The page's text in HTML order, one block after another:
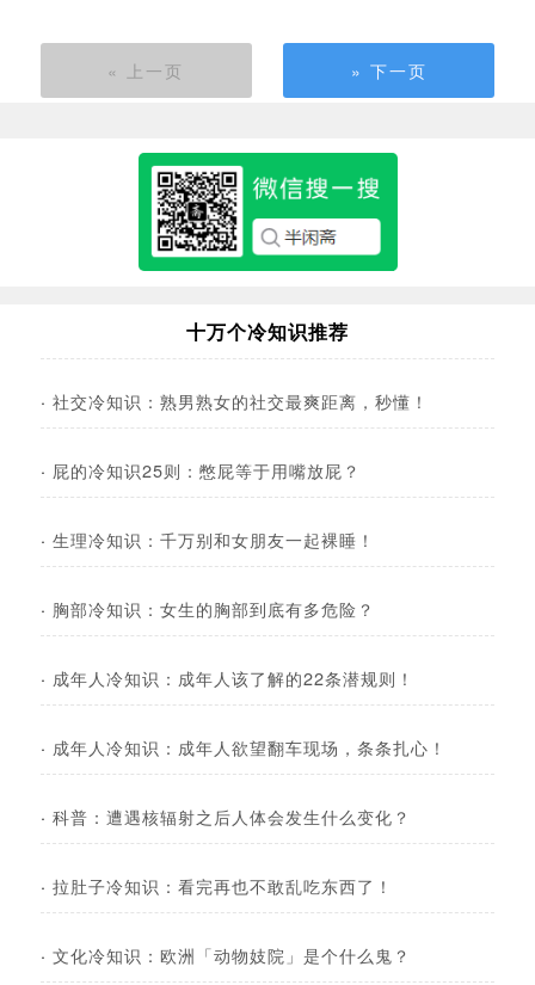
« 上一页 » 下一页
十万个冷知识推荐
· 社交冷知识：熟男熟女的社交最爽距离，秒懂！
· 屁的冷知识25则：憋屁等于用嘴放屁？
· 生理冷知识：千万别和女朋友一起裸睡！
· 胸部冷知识：女生的胸部到底有多危险？
· 成年人冷知识：成年人该了解的22条潜规则！
· 成年人冷知识：成年人欲望翻车现场，条条扎心！
· 科普：遭遇核辐射之后人体会发生什么变化？
· 拉肚子冷知识：看完再也不敢乱吃东西了！
· 文化冷知识：欧洲「动物妓院」是个什么鬼？